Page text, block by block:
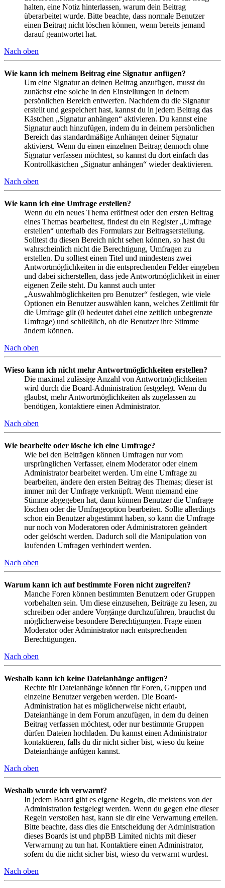
halten, eine Notiz hinterlassen, warum dein Beitrag
überarbeitet wurde. Bitte beachte, dass normale Benutzer
einen Beitrag nicht löschen können, wenn bereits jemand
darauf geantwortet hat.
Nach oben
Wie kann ich meinem Beitrag eine Signatur anfügen?
Um eine Signatur an deinen Beitrag anzufügen, musst du
zunächst eine solche in den Einstellungen in deinem
persönlichen Bereich entwerfen. Nachdem du die Signatur
erstellt und gespeichert hast, kannst du in jedem Beitrag das
Kästchen „Signatur anhängen“ aktivieren. Du kannst eine
Signatur auch hinzufügen, indem du in deinem persönlichen
Bereich das standardmäßige Anhängen deiner Signatur
aktivierst. Wenn du einen einzelnen Beitrag dennoch ohne
Signatur verfassen möchtest, so kannst du dort einfach das
Kontrollkästchen „Signatur anhängen“ wieder deaktivieren.
Nach oben
Wie kann ich eine Umfrage erstellen?
Wenn du ein neues Thema eröffnest oder den ersten Beitrag
eines Themas bearbeitest, findest du ein Register „Umfrage
erstellen“ unterhalb des Formulars zur Beitragserstellung.
Solltest du diesen Bereich nicht sehen können, so hast du
wahrscheinlich nicht die Berechtigung, Umfragen zu
erstellen. Du solltest einen Titel und mindestens zwei
Antwortmöglichkeiten in die entsprechenden Felder eingeben
und dabei sicherstellen, dass jede Antwortmöglichkeit in einer
eigenen Zeile steht. Du kannst auch unter
„Auswahlmöglichkeiten pro Benutzer“ festlegen, wie viele
Optionen ein Benutzer auswählen kann, welches Zeitlimit für
die Umfrage gilt (0 bedeutet dabei eine zeitlich unbegrenzte
Umfrage) und schließlich, ob die Benutzer ihre Stimme
ändern können.
Nach oben
Wieso kann ich nicht mehr Antwortmöglichkeiten erstellen?
Die maximal zulässige Anzahl von Antwortmöglichkeiten
wird durch die Board-Administration festgelegt. Wenn du
glaubst, mehr Antwortmöglichkeiten als zugelassen zu
benötigen, kontaktiere einen Administrator.
Nach oben
Wie bearbeite oder lösche ich eine Umfrage?
Wie bei den Beiträgen können Umfragen nur vom
ursprünglichen Verfasser, einem Moderator oder einem
Administrator bearbeitet werden. Um eine Umfrage zu
bearbeiten, ändere den ersten Beitrag des Themas; dieser ist
immer mit der Umfrage verknüpft. Wenn niemand eine
Stimme abgegeben hat, dann können Benutzer die Umfrage
löschen oder die Umfrageoption bearbeiten. Sollte allerdings
schon ein Benutzer abgestimmt haben, so kann die Umfrage
nur noch von Moderatoren oder Administratoren geändert
oder gelöscht werden. Dadurch soll die Manipulation von
laufenden Umfragen verhindert werden.
Nach oben
Warum kann ich auf bestimmte Foren nicht zugreifen?
Manche Foren können bestimmten Benutzern oder Gruppen
vorbehalten sein. Um diese einzusehen, Beiträge zu lesen, zu
schreiben oder andere Vorgänge durchzuführen, brauchst du
möglicherweise besondere Berechtigungen. Frage einen
Moderator oder Administrator nach entsprechenden
Berechtigungen.
Nach oben
Weshalb kann ich keine Dateianhänge anfügen?
Rechte für Dateianhänge können für Foren, Gruppen und
einzelne Benutzer vergeben werden. Die Board-
Administration hat es möglicherweise nicht erlaubt,
Dateianhänge in dem Forum anzufügen, in dem du deinen
Beitrag verfassen möchtest, oder nur bestimmte Gruppen
dürfen Dateien hochladen. Du kannst einen Administrator
kontaktieren, falls du dir nicht sicher bist, wieso du keine
Dateianhänge anfügen kannst.
Nach oben
Weshalb wurde ich verwarnt?
In jedem Board gibt es eigene Regeln, die meistens von der
Administration festgelegt werden. Wenn du gegen eine dieser
Regeln verstoßen hast, kann sie dir eine Verwarnung erteilen.
Bitte beachte, dass dies die Entscheidung der Administration
dieses Boards ist und phpBB Limited nichts mit dieser
Verwarnung zu tun hat. Kontaktiere einen Administrator,
sofern du die nicht sicher bist, wieso du verwarnt wurdest.
Nach oben